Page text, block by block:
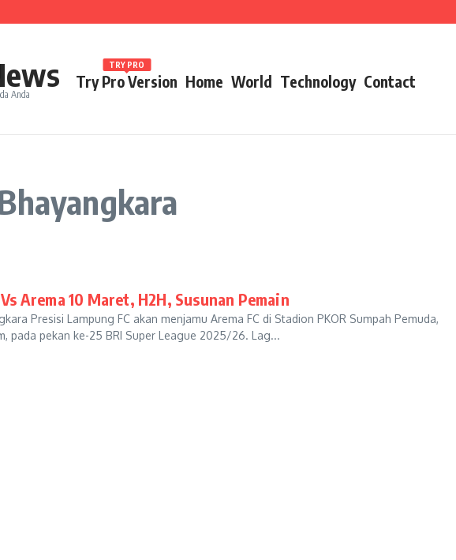
Timnas Italia
Anda
Try Pro Version
TRY PRO
Home World Technology Contact
Arema 10 Maret, H2H, Susunan Pemain
Presisi Lampung FC akan menjamu Arema FC di Stadion PKOR Sumpah Pemuda,
pada pekan ke-25 BRI Super League 2025/26. Lag...